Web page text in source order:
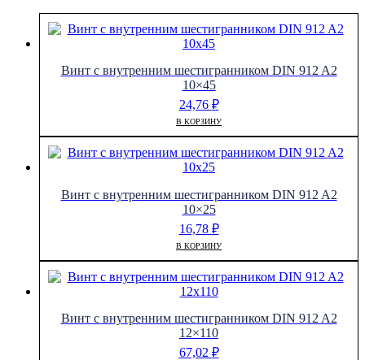
Винт с внутренним шестигранником DIN 912 A2
10×45
24,76 ₽
В КОРЗИНУ
Винт с внутренним шестигранником DIN 912 A2
10×25
16,78 ₽
В КОРЗИНУ
Винт с внутренним шестигранником DIN 912 A2
12×110
67,02 ₽